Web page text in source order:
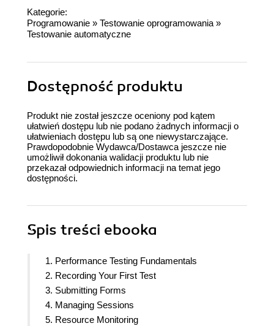
Kategorie:
Programowanie » Testowanie oprogramowania »
Testowanie automatyczne
Dostępność produktu
Produkt nie został jeszcze oceniony pod kątem
ułatwień dostępu lub nie podano żadnych informacji o
ułatwieniach dostępu lub są one niewystarczające.
Prawdopodobnie Wydawca/Dostawca jeszcze nie
umożliwił dokonania walidacji produktu lub nie
przekazał odpowiednich informacji na temat jego
dostępności.
Spis treści ebooka
1. Performance Testing Fundamentals
2. Recording Your First Test
3. Submitting Forms
4. Managing Sessions
5. Resource Monitoring